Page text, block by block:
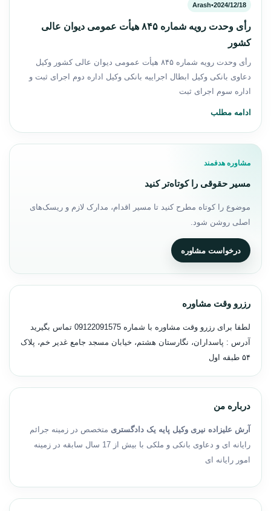
2024/12/18
•
Arash
رأی وحدت رویه شماره ۸۴۵ هیأت عمومی دیوان عالی
کشور
رأی وحدت رویه شماره ۸۴۵ هیأت عمومی دیوان عالی کشور وکیل
دعاوی بانکی وکیل ابطال اجراییه بانکی وکیل اداره دوم اجرای ثبت و
اداره سوم اجرای ثبت
ادامه مطلب
مشاوره هدفمند
مسیر حقوقی را کوتاه‌تر کنید
موضوع را کوتاه مطرح کنید تا مسیر اقدام، مدارک لازم و ریسک‌های
اصلی روشن شود.
درخواست مشاوره
رزرو وقت مشاوره
لطفا برای رزرو وقت مشاوره با شماره 09122091575 تماس بگیرید
آدرس : پاسداران، نگارستان هشتم، خیابان مسجد جامع غدیر خم، پلاک
۵۴ طبقه اول
درباره من
آرش علیزاده نیری وکیل پایه یک دادگستری متخصص در زمینه جرائم
رایانه ای و دعاوی بانکی و ملکی با بیش از 17 سال سابقه در زمینه
امور رایانه ای